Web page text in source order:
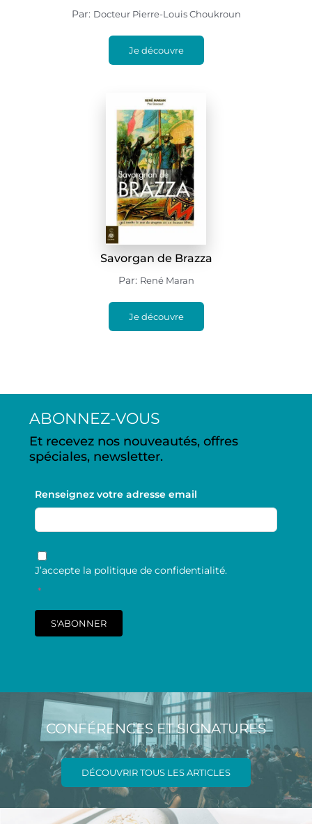
Par: Docteur Pierre-Louis Choukroun
Je découvre
Savorgan de Brazza
Par: René Maran
Je découvre
ABONNEZ-VOUS
Et recevez nos nouveautés, offres
spéciales, newsletter.
Renseignez votre adresse email
RGPD
J’accepte la politique de confidentialité.
*
S'ABONNER
CONFÉRENCES ET SIGNATURES
DÉCOUVRIR TOUS LES ARTICLES